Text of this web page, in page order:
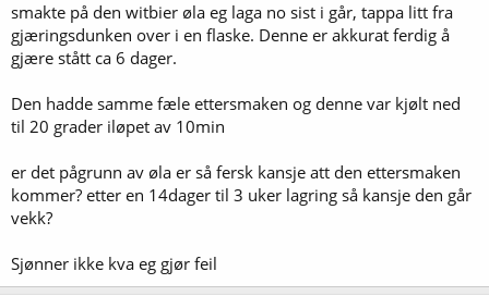
smakte på den witbier øla eg laga no sist i går, tappa litt fra
gjæringsdunken over i en flaske. Denne er akkurat ferdig å
gjære stått ca 6 dager.
Den hadde samme fæle ettersmaken og denne var kjølt ned
til 20 grader iløpet av 10min
er det pågrunn av øla er så fersk kansje att den ettersmaken
kommer? etter en 14dager til 3 uker lagring så kansje den går
vekk?
Sjønner ikke kva eg gjør feil